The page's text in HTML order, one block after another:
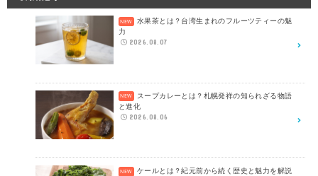
水果茶とは？台湾生まれのフルーツティーの魅
力
2026.08.07
スープカレーとは？札幌発祥の知られざる物語
と進化
2026.08.06
ケールとは？紀元前から続く歴史と魅力を解説